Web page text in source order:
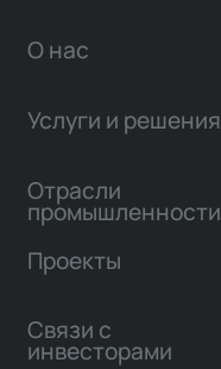
О нас
Услуги и решения
Отрасли
промышленности
Проекты
Связи с
инвесторами